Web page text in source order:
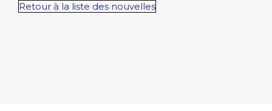
Retour à la liste des nouvelles